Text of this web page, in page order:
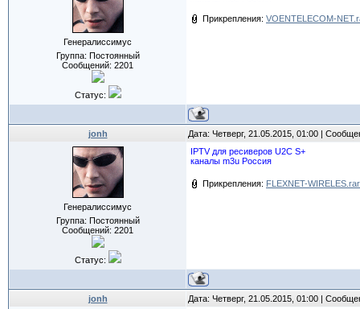
Генералиссимус
Группа: Постоянный
Сообщений: 2201
Статус:
Прикрепления: VOENTELECOM-
jonh Дата: Четверг, 21.05.2015, 01:00 |
Генералиссимус
Группа: Постоянный
Сообщений: 2201
Статус:
IPTV для ресиверов U2C S+
каналы m3u Россия
Прикрепления: FLEXNET-WIRELES.rar
jonh Дата: Четверг, 21.05.2015, 01:00 |